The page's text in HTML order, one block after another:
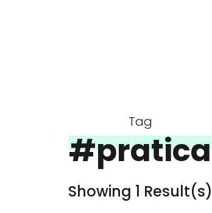
Tag
#pratica
Showing 1 Result(s)